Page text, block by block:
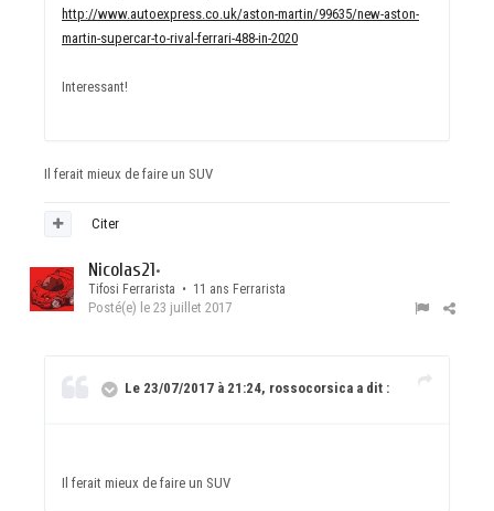
http://www.autoexpress.co.uk/aston-martin/99635/new-aston-
martin-supercar-to-rival-ferrari-488-in-2020
Interessant!
Il ferait mieux de faire un SUV
Citer
Nicolas21•
Tifosi Ferrarista • 11 ans Ferrarista
Posté(e) le 23 juillet 2017
Le 23/07/2017 à 21:24, rossocorsica a dit :
Il ferait mieux de faire un SUV